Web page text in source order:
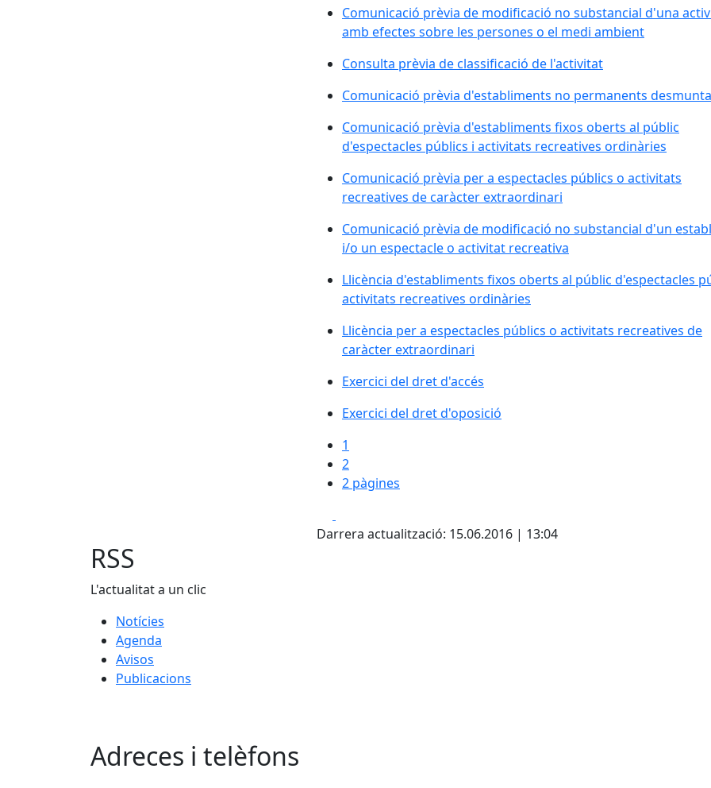
Comunicació prèvia de modificació no substancial d'una
amb efectes sobre les persones o el medi ambient
Consulta prèvia de classificació de l'activitat
Comunicació prèvia d'establiments no permanents
Comunicació prèvia d'establiments fixos oberts al públic
d'espectacles públics i activitats recreatives ordinàries
Comunicació prèvia per a espectacles públics o activitats
recreatives de caràcter extraordinari
Comunicació prèvia de modificació no substancial d'un
i/o un espectacle o activitat recreativa
Llicència d'establiments fixos oberts al públic d'espectacles
activitats recreatives ordinàries
Llicència per a espectacles públics o activitats recreatives de
caràcter extraordinari
Exercici del dret d'accés
Exercici del dret d'oposició
1
2
2 pàgines
Darrera actualització: 15.06.2016 | 13:04
RSS
L'actualitat a un clic
Notícies
Agenda
Avisos
Publicacions
Adreces i telèfons